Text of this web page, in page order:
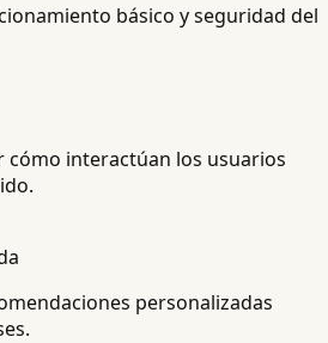
básico y seguridad del
cómo interactúan los usuarios
personalizadas